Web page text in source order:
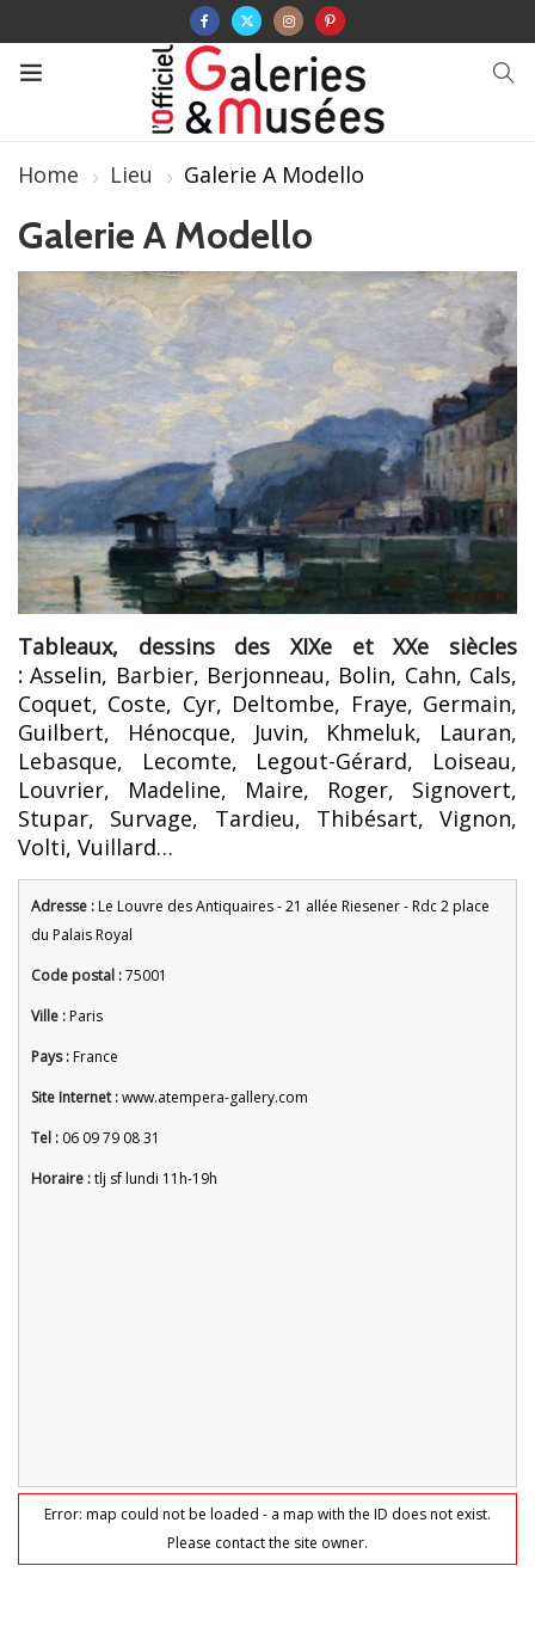
Home Lieu Galerie A Modello
Galerie A Modello
Tableaux, dessins des XIXe et XXe siècles
: Asselin, Barbier, Berjonneau, Bolin, Cahn, Cals,
Coquet, Coste, Cyr, Deltombe, Fraye, Germain,
Guilbert, Hénocque, Juvin, Khmeluk, Lauran,
Lebasque, Lecomte, Legout-Gérard, Loiseau,
Louvrier, Madeline, Maire, Roger, Signovert,
Stupar, Survage, Tardieu, Thibésart, Vignon,
Volti, Vuillard…
Adresse :Le Louvre des Antiquaires - 21 allée Riesener - Rdc 2 place
du Palais Royal
Code postal :75001
Ville :Paris
Pays :France
Site Internet :www.atempera-gallery.com
Tel : 06 09 79 08 31
Horaire :tlj sf lundi 11h-19h
Error: map could not be loaded - a map with the ID does not exist.
Please contact the site owner.